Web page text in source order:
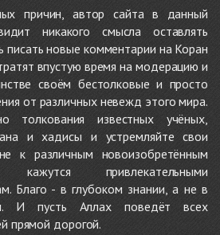
причин, автор сайта в данный
никакого смысла оставлять
новые комментарии на Коран
впустую время на модерацию и
своём бестолковые и просто
от различных невежд этого мира.
толкования известных учёных,
и хадисы и устремляйте свои
к различным новоизобретённым
привлекательными
Благо - в глубоком знании, а не в
И пусть Аллах поведёт всех
прямой дорогой.